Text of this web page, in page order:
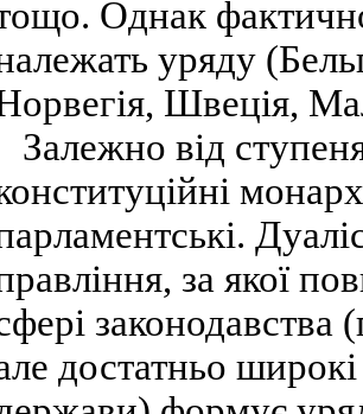
Однак
уряду
Швеція,
Залежно від
за якої
законодавства
достатньо